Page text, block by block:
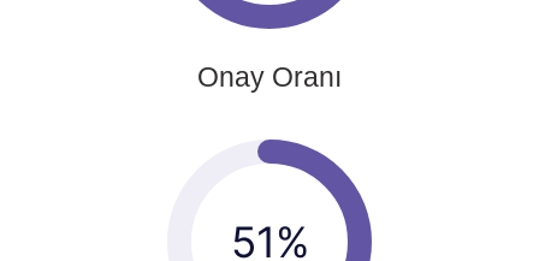
Onay Oranı
54%